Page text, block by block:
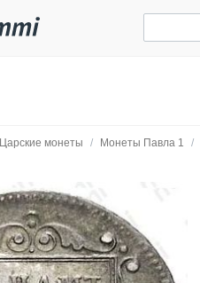
Царские монеты / Монеты Павла 1 /